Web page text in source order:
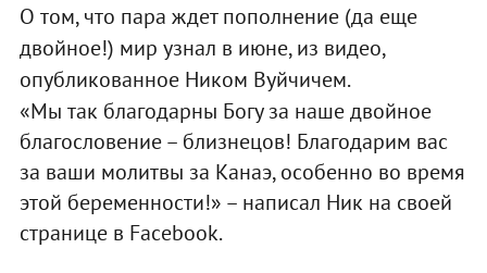
О том, что пара ждет пополнение (да еще
двойное!) мир узнал в июне, из видео,
опубликованное Ником Вуйчичем.
«Мы так благодарны Богу за наше двойное
благословение – близнецов! Благодарим вас
за ваши молитвы за Канаэ, особенно во время
этой беременности!» – написал Ник на своей
странице в Facebook.